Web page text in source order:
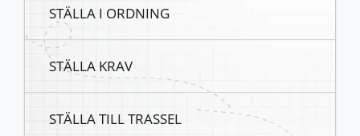
STÄLLA I ORDNING
STÄLLA KRAV
STÄLLA TILL TRASSEL